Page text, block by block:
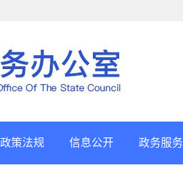
政策法规 信息公开 政务服务